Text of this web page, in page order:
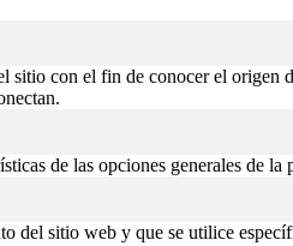
con el fin de conocer el
de las opciones generales
sitio web y que se utilice